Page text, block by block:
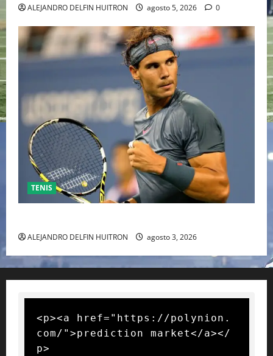
ALEJANDRO DELFIN HUITRON agosto 5, 2026 0
TENIS
ALEJANDRO DELFIN HUITRON agosto 3, 2026
<p><a href="https://polynion.
com/">prediction market</a></
p>